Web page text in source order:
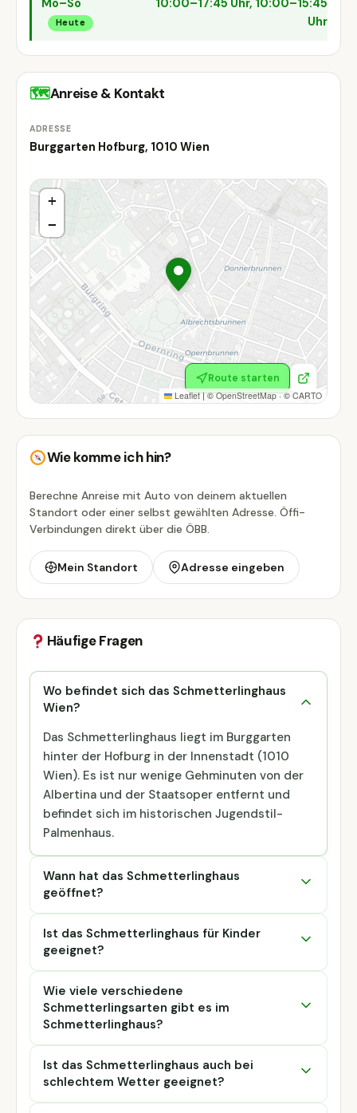
Mo–So
Heute
10:00–17:45 Uhr, 10:00–15:45
Uhr
🗺Anreise & Kontakt
ADRESSE
Burggarten Hofburg, 1010 Wien
+
−
Leaflet |©OpenStreetMap· © CARTO
Route starten
Wie komme ich hin?
Berechne Anreise mit Auto von deinem aktuellen
Standort oder einer selbst gewählten Adresse. Öffi-
Verbindungen direkt über die ÖBB.
Mein Standort Adresse eingeben
Häufige Fragen
Wo befindet sich das Schmetterlinghaus
Wien?
Das Schmetterlinghaus liegt im Burggarten
hinter der Hofburg in der Innenstadt (1010
Wien). Es ist nur wenige Gehminuten von der
Albertina und der Staatsoper entfernt und
befindet sich im historischen Jugendstil-
Palmenhaus.
Wann hat das Schmetterlinghaus
geöffnet?
Ist das Schmetterlinghaus für Kinder
geeignet?
Wie viele verschiedene
Schmetterlingsarten gibt es im
Schmetterlinghaus?
Ist das Schmetterlinghaus auch bei
schlechtem Wetter geeignet?